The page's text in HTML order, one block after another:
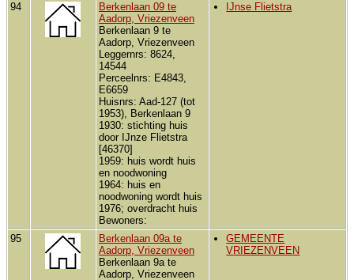
94
Berkenlaan 09 te
Aadorp, Vriezenveen
Berkenlaan 9 te
Aadorp, Vriezenveen
Leggernrs: 8624,
14544
Perceelnrs: E4843,
E6659
Huisnrs: Aad-127 (tot
1953), Berkenlaan 9
1930: stichting huis
door IJnze Flietstra
[46370]
1959: huis wordt huis
en noodwoning
1964: huis en
noodwoning wordt huis
1976; overdracht huis
Bewoners:
IJnse Flietstra
95
Berkenlaan 09a te
Aadorp, Vriezenveen
Berkenlaan 9a te
Aadorp, Vriezenveen
GEMEENTE
VRIEZENVEEN